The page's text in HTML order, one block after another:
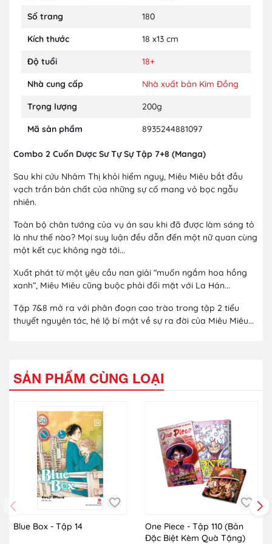
Số trang 180
Kích thước 18 x13 cm
Độ tuổi 18+
Nhà cung cấp Nhà xuất bản Kim Đồng
Trọng lượng 200g
Mã sản phẩm 8935244881097
Combo 2 Cuốn Dược Sư Tự Sự Tập 7+8 (Manga)
Sau khi cứu Nhâm Thị khỏi hiểm nguy, Miêu Miêu bắt đầu
vạch trần bản chất của những sự cố mang vỏ bọc ngẫu
nhiên.
Toàn bộ chân tướng của vụ án sau khi đã được làm sáng tỏ
là như thế nào? Mọi suy luận đều dẫn đến một nữ quan cùng
một kết cục không ngờ tới...
Xuất phát từ một yêu cầu nan giải “muốn ngắm hoa hồng
xanh”, Miêu Miêu cũng buộc phải đối mặt với La Hán...
Tập 7&8 mở ra với phân đoạn cao trào trong tập 2 tiểu
thuyết nguyên tác, hé lộ bí mật về sự ra đời của Miêu Miêu...
SẢN PHẨM CÙNG LOẠI
Blue Box - Tập 14
One Piece - Tập 110 (Bản
Đặc Biệt Kèm Quà Tặng)